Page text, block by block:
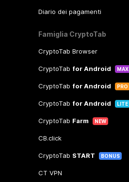
Diario dei pagamenti
Famiglia CryptoTab
CryptoTab Browser
CryptoTab for Android MAX
CryptoTab for Android PRO
CryptoTab for Android LITE
CryptoTab Farm NEW
CB.click
CryptoTab START BONUS
CT VPN